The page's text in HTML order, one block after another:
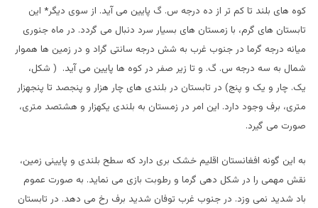
کوه های بلند تا کم تر از ده درجه س. گ پایین می آید. از سوی دیگر* این
تابستان های گرم، با زمستان های بسیار سرد دنبال می گردد. در ماه جنوری
میانه درجه گرما در جنوب غرب به شش درجه سانتی گراد و در زمین ها هموار
شمال به سه درجه س. گ. و تا زیر صفر در کوه ها پایین می آید. ( شکل،
یک. چار و یک و پنج) در تابستان در بلندی های چار هزار و پنجصد تا پنجهزار
متری، برف وجود دارد. این امر در زمستان به بلندی یکهزار و هشتصد متری،
صورت می گیرد.
به این گونه افغانستان اقلیم خشک بری دارد که سطح بلندی و پایینی زمین،
نقش مهمی را در شکل دهی گرما و رطوبت بازی می نماید. به صورت عموم
باد شدید نمی وزد. در جنوب غرب توفان شدید برف رخ می دهد. در تابستان